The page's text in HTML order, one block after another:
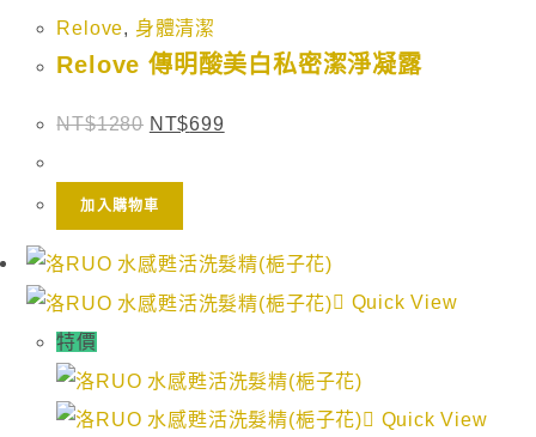
Relove, 身體清潔
Relove 傳明酸美白私密潔淨凝露
NT$1280 NT$699
加入購物車
Quick View
特價
Quick View